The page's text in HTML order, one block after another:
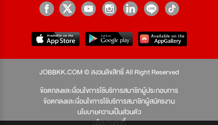
JOBBKK.COM © สงวนลิขสิทธิ์ All Right Reserved
ข้อตกลงและเงื่อนไขการใช้บริการสมาชิกผู้ประกอบการ
ข้อตกลงและเงื่อนไขการใช้บริการสมาชิกผู้สมัครงาน
นโยบายความเป็นส่วนตัว